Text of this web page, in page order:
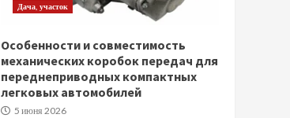
Дача, участок
Особенности и совместимость
механических коробок передач для
переднеприводных компактных
легковых автомобилей
5 июня 2026